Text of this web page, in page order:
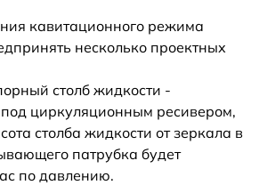
кавитационного режима
несколько проектных
столб жидкости -
под циркуляционным ресивером,
столба жидкости от зеркала в
патрубка будет
по давлению.